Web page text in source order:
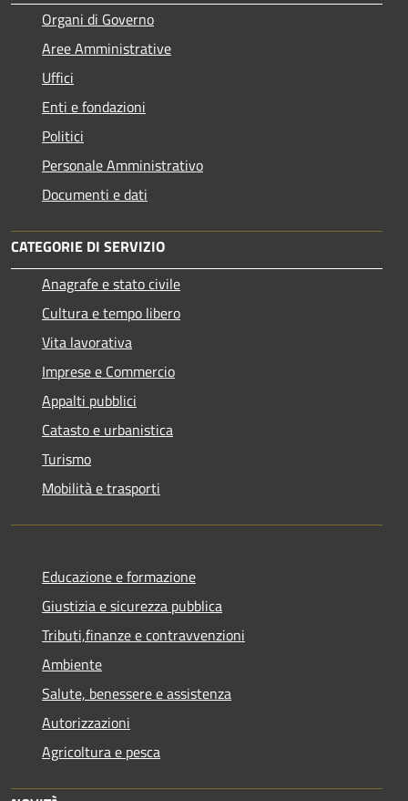
Organi di Governo
Aree Amministrative
Uffici
Enti e fondazioni
Politici
Personale Amministrativo
Documenti e dati
CATEGORIE DI SERVIZIO
Anagrafe e stato civile
Cultura e tempo libero
Vita lavorativa
Imprese e Commercio
Appalti pubblici
Catasto e urbanistica
Turismo
Mobilità e trasporti
Educazione e formazione
Giustizia e sicurezza pubblica
Tributi,finanze e contravvenzioni
Ambiente
Salute, benessere e assistenza
Autorizzazioni
Agricoltura e pesca